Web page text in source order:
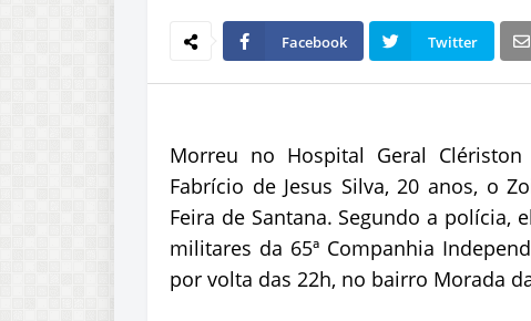
Facebook Twitter
Morreu no Hospital Geral
Fabrício de Jesus Silva, 20 anos, o
Feira de Santana. Segundo a
militares da 65ª Companhia
por volta das 22h, no bairro Morada